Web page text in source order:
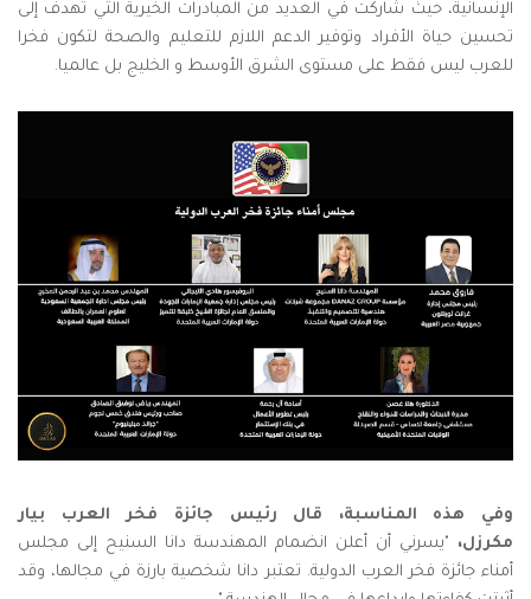
الإنسانية، حيث شاركت في العديد من المبادرات الخيرية التي تهدف إلى
تحسين حياة الأفراد وتوفير الدعم اللازم للتعليم والصحة لتكون فخرا
للعرب ليس فقط على مستوى الشرق الأوسط و الخليج بل عالميا.
وفي هذه المناسبة، قال رئيس جائزة فخر العرب بيار
مكرزل، "يسرني أن أعلن انضمام المهندسة دانا السنيح إلى مجلس
أمناء جائزة فخر العرب الدولية. تعتبر دانا شخصية بارزة في مجالها، وقد